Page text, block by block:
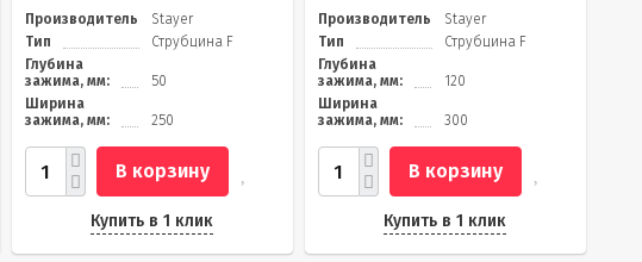
Производитель
Stayer
Тип
Струбцина F
Глубина
зажима, мм:
50
Ширина
зажима, мм:
250
В корзину
Купить в 1 клик
Производитель
Stayer
Тип
Струбцина F
Глубина
зажима, мм:
120
Ширина
зажима, мм:
300
В корзину
Купить в 1 клик